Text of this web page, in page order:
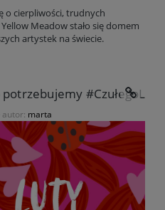
o cierpliwości, trudnych
Meadow stało się domem
artystek na świecie.
autor: marta